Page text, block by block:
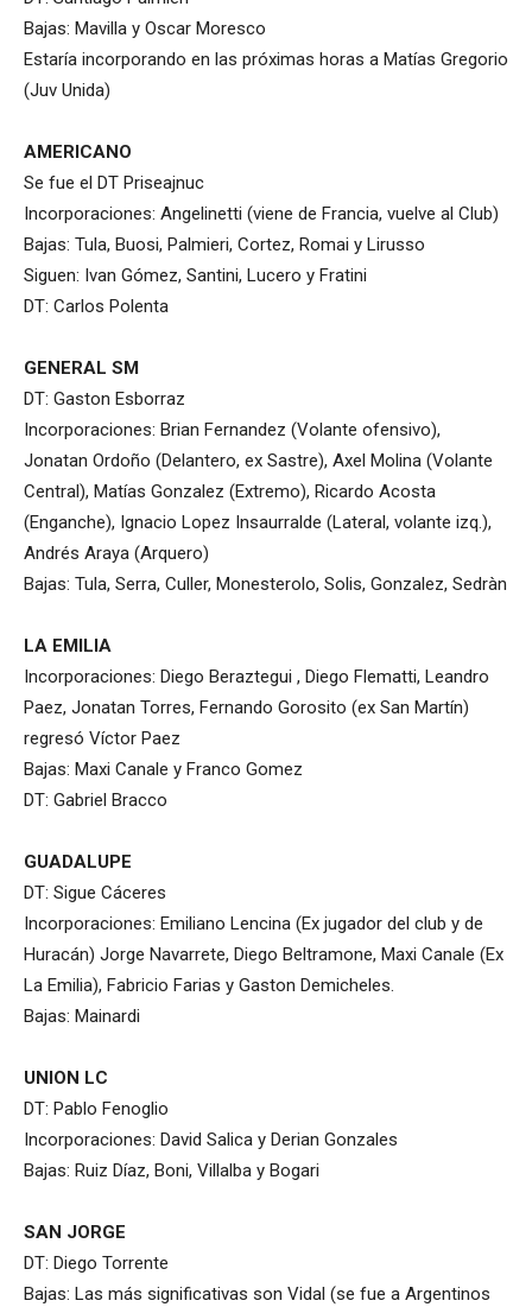
Bajas: Mavilla y Oscar Moresco
Estaría incorporando en las próximas horas a Matías Gregorio
(Juv Unida)
AMERICANO
Se fue el DT Priseajnuc
Incorporaciones: Angelinetti (viene de Francia, vuelve al Club)
Bajas: Tula, Buosi, Palmieri, Cortez, Romai y Lirusso
Siguen: Ivan Gómez, Santini, Lucero y Fratini
DT: Carlos Polenta
GENERAL SM
DT: Gaston Esborraz
Incorporaciones: Brian Fernandez (Volante ofensivo),
Jonatan Ordoño (Delantero, ex Sastre), Axel Molina (Volante
Central), Matías Gonzalez (Extremo), Ricardo Acosta
(Enganche), Ignacio Lopez Insaurralde (Lateral, volante izq.),
Andrés Araya (Arquero)
Bajas: Tula, Serra, Culler, Monesterolo, Solis, Gonzalez, Sedràn
LA EMILIA
Incorporaciones: Diego Beraztegui , Diego Flematti, Leandro
Paez, Jonatan Torres, Fernando Gorosito (ex San Martín)
regresó Víctor Paez
Bajas: Maxi Canale y Franco Gomez
DT: Gabriel Bracco
GUADALUPE
DT: Sigue Cáceres
Incorporaciones: Emiliano Lencina (Ex jugador del club y de
Huracán) Jorge Navarrete, Diego Beltramone, Maxi Canale (Ex
La Emilia), Fabricio Farias y Gaston Demicheles.
Bajas: Mainardi
UNION LC
DT: Pablo Fenoglio
Incorporaciones: David Salica y Derian Gonzales
Bajas: Ruiz Díaz, Boni, Villalba y Bogari
SAN JORGE
DT: Diego Torrente
Bajas: Las más significativas son Vidal (se fue a Argentinos